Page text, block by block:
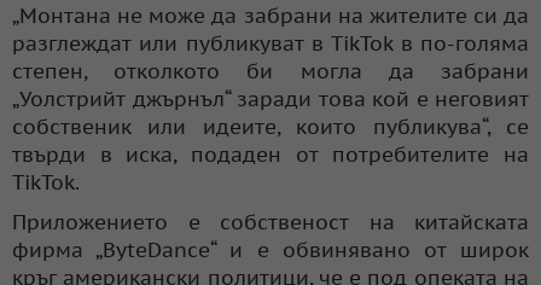
„Монтана не може да забрани на жителите си да
разглеждат или публикуват в TikTok в по-голяма
степен, отколкото би могла да забрани
„Уолстрийт джърнъл“ заради това кой е неговият
собственик или идеите, които публикува“, се
твърди в иска, подаден от потребителите на
TikTok.
Приложението е собственост на китайската
фирма „ByteDance“ и е обвинявано от широк
кръг американски политици, че е под опеката на